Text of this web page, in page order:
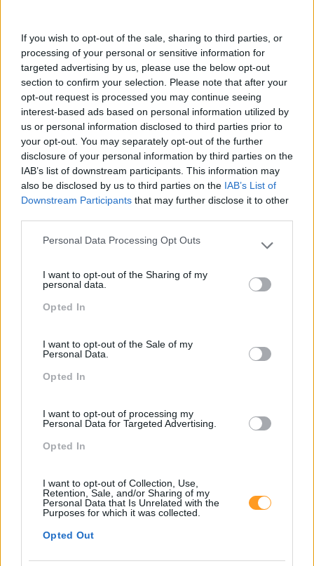
If you wish to opt-out of the sale, sharing to third parties, or
processing of your personal or sensitive information for
targeted advertising by us, please use the below opt-out
section to confirm your selection. Please note that after your
opt-out request is processed you may continue seeing
interest-based ads based on personal information utilized by
us or personal information disclosed to third parties prior to
your opt-out. You may separately opt-out of the further
disclosure of your personal information by third parties on the
IAB’s list of downstream participants. This information may
also be disclosed by us to third parties on the IAB’s List of
Downstream Participants that may further disclose it to other
Please note that this website/app uses one or more Google
not limited to your visit or usage behaviour. You may click to
grant or deny consent to Google and its third-party tags to
use your data for below specified purposes in below Google
Personal Data Processing Opt Outs
I want to opt-out of the Sharing of my
personal data.
Opted In
I want to opt-out of the Sale of my
Personal Data.
Opted In
I want to opt-out of processing my
Personal Data for Targeted Advertising.
Opted In
I want to opt-out of Collection, Use,
Retention, Sale, and/or Sharing of my
Personal Data that Is Unrelated with the
Purposes for which it was collected.
Opted Out
ESPANHOL: O IDIOMA QUE ABRE PORTAS PARA O FUTURO
Já pensou nas oportunidades de crescimento que
e ao negócio? O espanhol é uma das línguas mais
influentes do mundo, com mais de 500 milhões de
falantes nativos….
LEIA MAIS